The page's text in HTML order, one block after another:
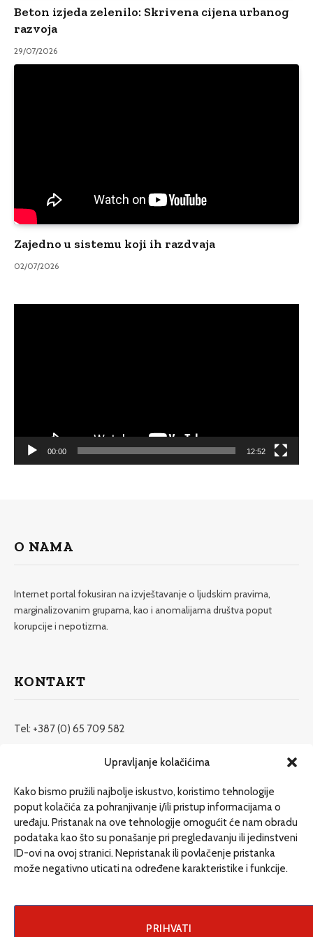
Upravljanje kolačićima
Kako bismo pružili najbolje iskustvo, koristimo tehnologije
poput kolačića za pohranjivanje i/ili pristup informacijama o
uređaju. Pristanak na ove tehnologije omogućit će nam obradu
podataka kao što su ponašanje pri pregledavanju ili jedinstveni
ID-ovi na ovoj stranici. Nepristanak ili povlačenje pristanka
može negativno uticati na određene karakteristike i funkcije.
PRIHVATI
Beton izjeda zelenilo: Skrivena cijena urbanog
razvoja
29/07/2026
Zajedno u sistemu koji ih razdvaja
02/07/2026
00:00 12:52
O NAMA
Internet portal fokusiran na izvještavanje o ljudskim pravima,
marginalizovanim grupama, kao i anomalijama društva poput
korupcije i nepotizma.
KONTAKT
Tel: +387 (0) 65 709 582
redakcija@etrafika.net
Dosije
Drugi pišu
Društvo